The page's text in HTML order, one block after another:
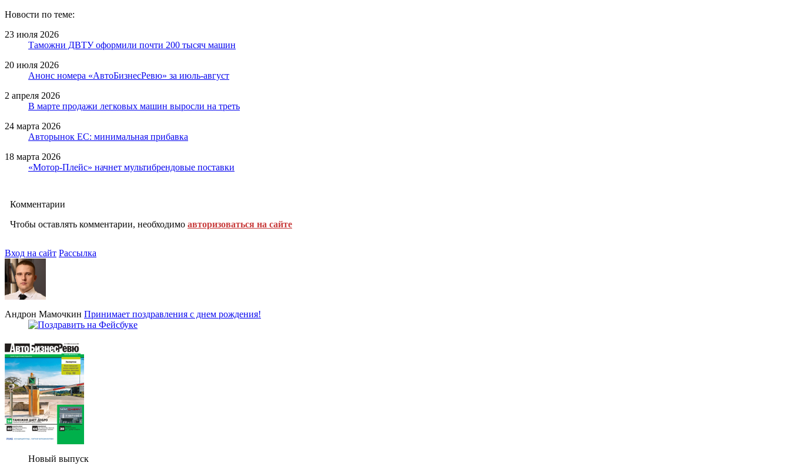
Новости по теме:
23 июля 2026
Таможни ДВТУ оформили почти 200 тысяч машин
20 июля 2026
Анонс номера «АвтоБизнесРевю» за июль-август
2 апреля 2026
В марте продажи легковых машин выросли на треть
24 марта 2026
Авторынок ЕС: минимальная прибавка
18 марта 2026
«Мотор-Плейс» начнет мультибрендовые поставки
Комментарии
Чтобы оставлять комментарии, необходимо авторизоваться на сайте
Вход на сайт Рассылка
Андрон Мамочкин Принимает поздравления с днем рождения!
Новый выпуск